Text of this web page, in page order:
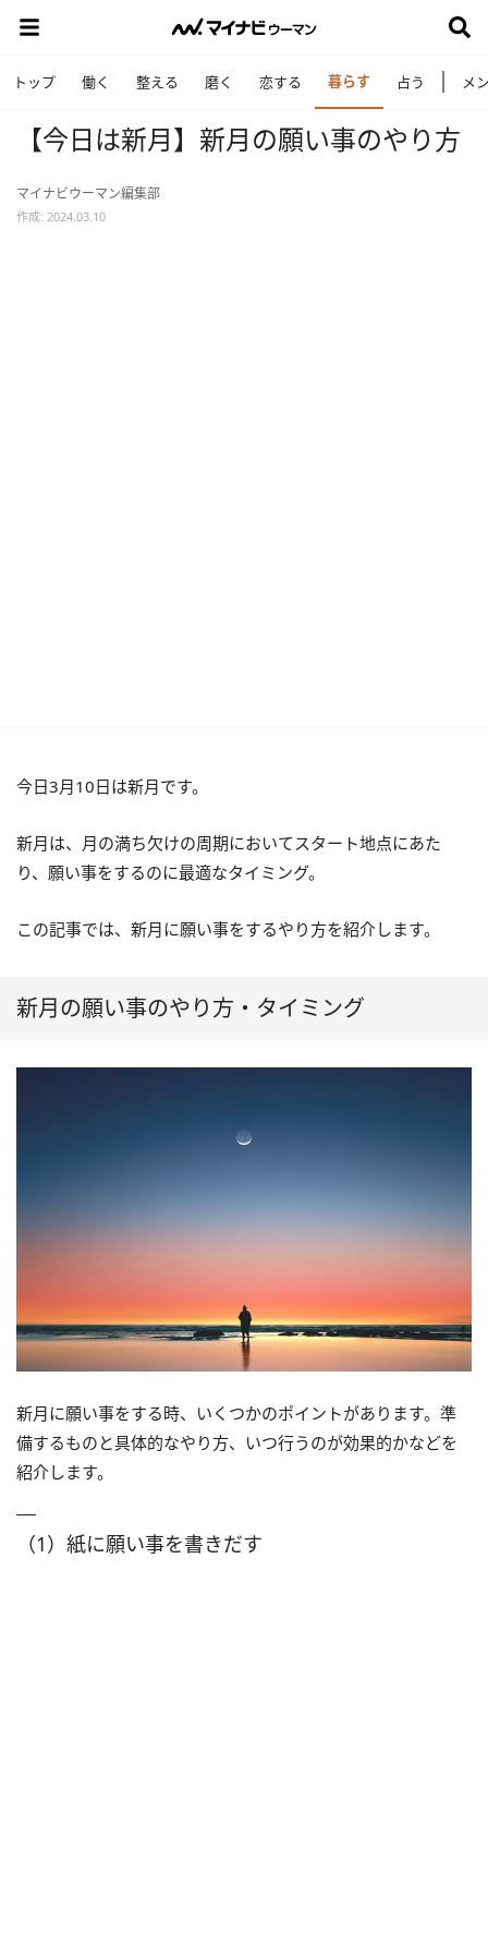
トップ 働く 整える 磨く 恋する 暮らす 占う メ
【今日は新月】新月の願い事のやり方
マイナビウーマン編集部
作成: 2024.03.10
今日3月10日は新月です。
新月は、月の満ち欠けの周期においてスタート地点にあた
り、願い事をするのに最適なタイミング。
この記事では、新月に願い事をするやり方を紹介します。
新月の願い事のやり方・タイミング
新月に願い事をする時、いくつかのポイントがあります。準
備するものと具体的なやり方、いつ行うのが効果的かなどを
紹介します。
（1）紙に願い事を書きだす